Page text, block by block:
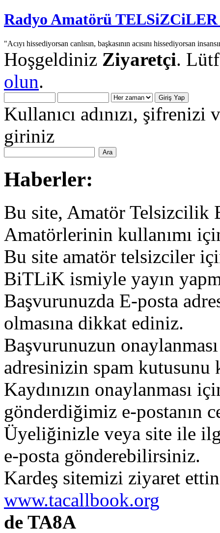
Radyo Amatörü
"Acıyı hissediyorsan canlısın, başkasının acısını hissediyorsan
Hoşgeldiniz Ziyaretçi.
olun.
Kullanıcı adınızı,
giriniz
Haberler:
Bu site, Amatör Telsizcilik
Amatörlerinin kullanımı
Bu site amatör telsizciler
BiTLiK ismiyle yayın
Başvurunuzda E-posta
olmasına dikkat ediniz.
Başvurunuzun
adresinizin spam
Kaydınızın onaylanması
gönderdiğimiz e-postanın
Üyeliğinizle veya site ile
e-posta gönderebilirsiniz.
Kardeş sitemizi ziyaret
www.tacallbook.org
de TA8A